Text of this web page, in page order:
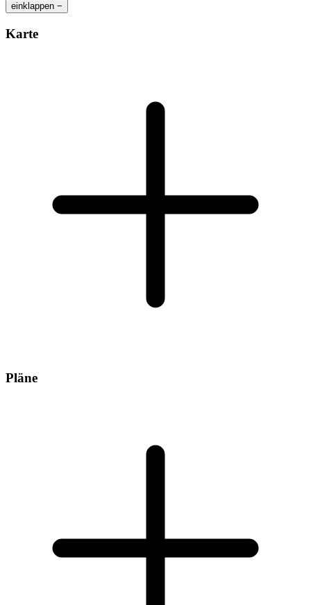
einklappen −
Karte
Pläne